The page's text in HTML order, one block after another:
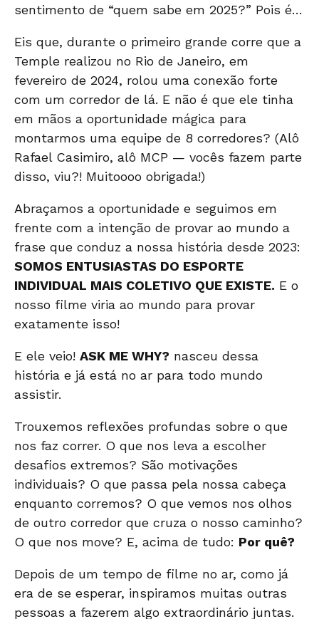
sentimento de “quem sabe em 2025?” Pois é…
Eis que, durante o primeiro grande corre que a
Temple realizou no Rio de Janeiro, em
fevereiro de 2024, rolou uma conexão forte
com um corredor de lá. E não é que ele tinha
em mãos a oportunidade mágica para
montarmos uma equipe de 8 corredores? (Alô
Rafael Casimiro, alô MCP — vocês fazem parte
disso, viu?! Muitoooo obrigada!)
Abraçamos a oportunidade e seguimos em
frente com a intenção de provar ao mundo a
frase que conduz a nossa história desde 2023:
SOMOS ENTUSIASTAS DO ESPORTE
INDIVIDUAL MAIS COLETIVO QUE EXISTE. E o
nosso filme viria ao mundo para provar
exatamente isso!
E ele veio! ASK ME WHY? nasceu dessa
história e já está no ar para todo mundo
assistir.
Trouxemos reflexões profundas sobre o que
nos faz correr. O que nos leva a escolher
desafios extremos? São motivações
individuais? O que passa pela nossa cabeça
enquanto corremos? O que vemos nos olhos
de outro corredor que cruza o nosso caminho?
O que nos move? E, acima de tudo: Por quê?
Depois de um tempo de filme no ar, como já
era de se esperar, inspiramos muitas outras
pessoas a fazerem algo extraordinário juntas.